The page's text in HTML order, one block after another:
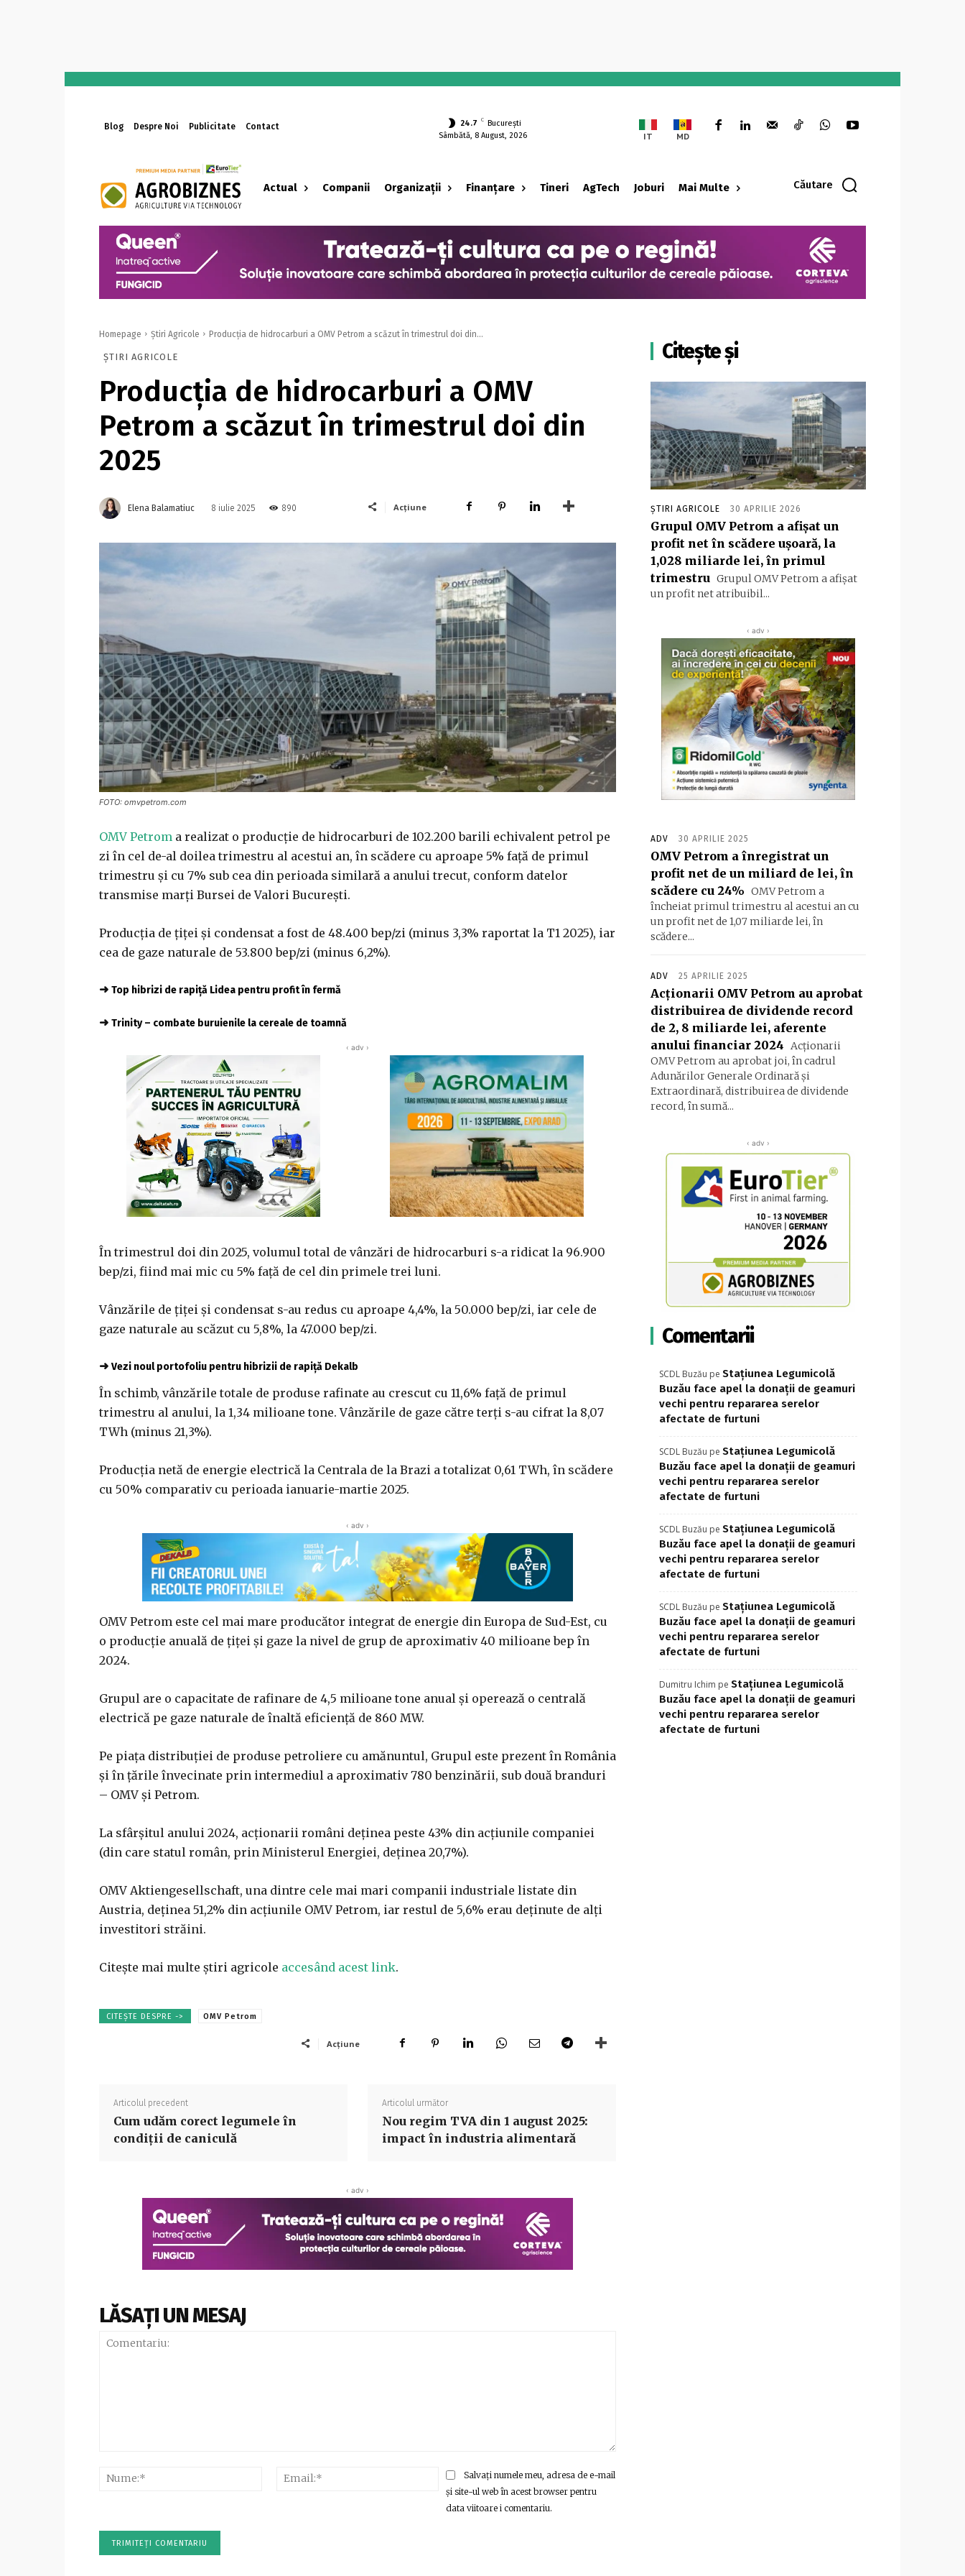
Blog Despre Noi Publicitate Contact 24.7 C
București
Sâmbătă, 8 August, 2026
IT MD
Actual Companii Organizații Finanțare Tineri AgTech Joburi Mai Multe Căutare
-
Homepage Știri Agricole Producţia de hidrocarburi a OMV Petrom a scăzut în trimestrul doi din...
ȘTIRI AGRICOLE
Producţia de hidrocarburi a OMV
Petrom a scăzut în trimestrul doi din
2025
Elena Balamatiuc 8 iulie 2025 890 Acțiune
FOTO: omvpetrom.com
OMV Petrom a realizat o producţie de hidrocarburi de 102.200 barili echivalent petrol pe
zi în cel de-al doilea trimestru al acestui an, în scădere cu aproape 5% faţă de primul
trimestru şi cu 7% sub cea din perioada similară a anului trecut, conform datelor
transmise marţi Bursei de Valori Bucureşti.
Producţia de ţiţei şi condensat a fost de 48.400 bep/zi (minus 3,3% raportat la T1 2025), iar
cea de gaze naturale de 53.800 bep/zi (minus 6,2%).
➜ Top hibrizi de rapiță Lidea pentru profit în fermă
➜ Trinity – combate buruienile la cereale de toamnă
‹ adv ›
În trimestrul doi din 2025, volumul total de vânzări de hidrocarburi s-a ridicat la 96.900
bep/zi, fiind mai mic cu 5% faţă de cel din primele trei luni.
Vânzările de ţiţei şi condensat s-au redus cu aproape 4,4%, la 50.000 bep/zi, iar cele de
gaze naturale au scăzut cu 5,8%, la 47.000 bep/zi.
➜ Vezi noul portofoliu pentru hibrizii de rapiță Dekalb
În schimb, vânzările totale de produse rafinate au crescut cu 11,6% faţă de primul
trimestru al anului, la 1,34 milioane tone. Vânzările de gaze către terţi s-au cifrat la 8,07
TWh (minus 21,3%).
Producţia netă de energie electrică la Centrala de la Brazi a totalizat 0,61 TWh, în scădere
cu 50% comparativ cu perioada ianuarie-martie 2025.
‹ adv ›
OMV Petrom este cel mai mare producător integrat de energie din Europa de Sud-Est, cu
o producţie anuală de ţiţei şi gaze la nivel de grup de aproximativ 40 milioane bep în
2024.
Grupul are o capacitate de rafinare de 4,5 milioane tone anual şi operează o centrală
electrică pe gaze naturale de înaltă eficienţă de 860 MW.
Pe piaţa distribuţiei de produse petroliere cu amănuntul, Grupul este prezent în România
şi în ţările învecinate prin intermediul a aproximativ 780 benzinării, sub două branduri
– OMV şi Petrom.
La sfârşitul anului 2024, acţionarii români deţinea peste 43% din acţiunile companiei
(din care statul român, prin Ministerul Energiei, deţinea 20,7%).
OMV Aktiengesellschaft, una dintre cele mai mari companii industriale listate din
Austria, deţinea 51,2% din acţiunile OMV Petrom, iar restul de 5,6% erau deţinute de alţi
investitori străini.
Citește mai multe știri agricole accesând acest link.
CITEȘTE DESPRE -> OMV Petrom
Acțiune
Articolul precedent
Cum udăm corect legumele în
condiții de caniculă
Articolul următor
Nou regim TVA din 1 august 2025:
impact în industria alimentară
‹ adv ›
LĂSAȚI UN MESAJ
Nume:*
Email:*Salvați numele meu, adresa de e-mail
și site-ul web în acest browser pentru
data viitoare i comentariu.
Citește și
ȘTIRI AGRICOLE 30 APRILIE 2026
Grupul OMV Petrom a afişat un
profit net în scădere uşoară, la
1,028 miliarde lei, în primul
trimestru Grupul OMV Petrom a afişat
un profit net atribuibil...
‹ adv ›
ADV 30 APRILIE 2025
OMV Petrom a înregistrat un
profit net de un miliard de lei, în
scădere cu 24% OMV Petrom a
încheiat primul trimestru al acestui an cu
un profit net de 1,07 miliarde lei, în
scădere...
ADV 25 APRILIE 2025
Acţionarii OMV Petrom au aprobat
distribuirea de dividende record
de 2, 8 miliarde lei, aferente
anului financiar 2024 Acţionarii
OMV Petrom au aprobat joi, în cadrul
Adunărilor Generale Ordinară şi
Extraordinară, distribuirea de dividende
record, în sumă...
‹ adv ›
Comentarii
SCDL Buzău pe Stațiunea Legumicolă
Buzău face apel la donații de geamuri
vechi pentru repararea serelor
afectate de furtuni
SCDL Buzău pe Stațiunea Legumicolă
Buzău face apel la donații de geamuri
vechi pentru repararea serelor
afectate de furtuni
SCDL Buzău pe Stațiunea Legumicolă
Buzău face apel la donații de geamuri
vechi pentru repararea serelor
afectate de furtuni
SCDL Buzău pe Stațiunea Legumicolă
Buzău face apel la donații de geamuri
vechi pentru repararea serelor
afectate de furtuni
Dumitru Ichim pe Stațiunea Legumicolă
Buzău face apel la donații de geamuri
vechi pentru repararea serelor
afectate de furtuni